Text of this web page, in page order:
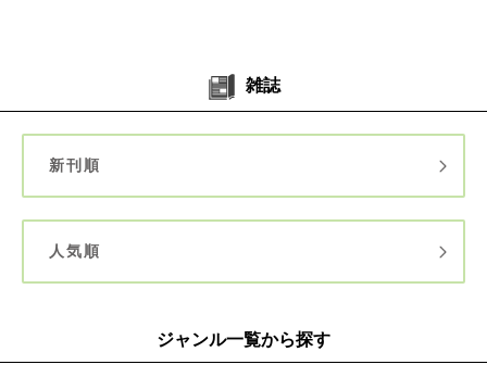
雑誌
新刊順
人気順
ジャンル一覧から探す